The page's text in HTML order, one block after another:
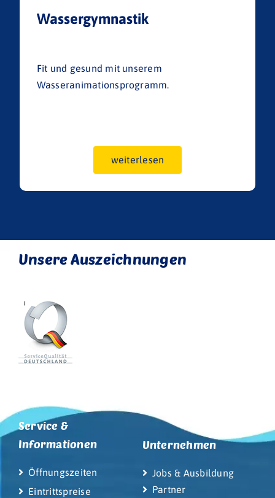
Wassergymnastik
Fit und gesund mit unserem
Wasseranimationsprogramm.
weiterlesen
Unsere Auszeichnungen
Service &
Informationen
Öffnungszeiten
Eintrittspreise
Unternehmen
Jobs & Ausbildung
Partner